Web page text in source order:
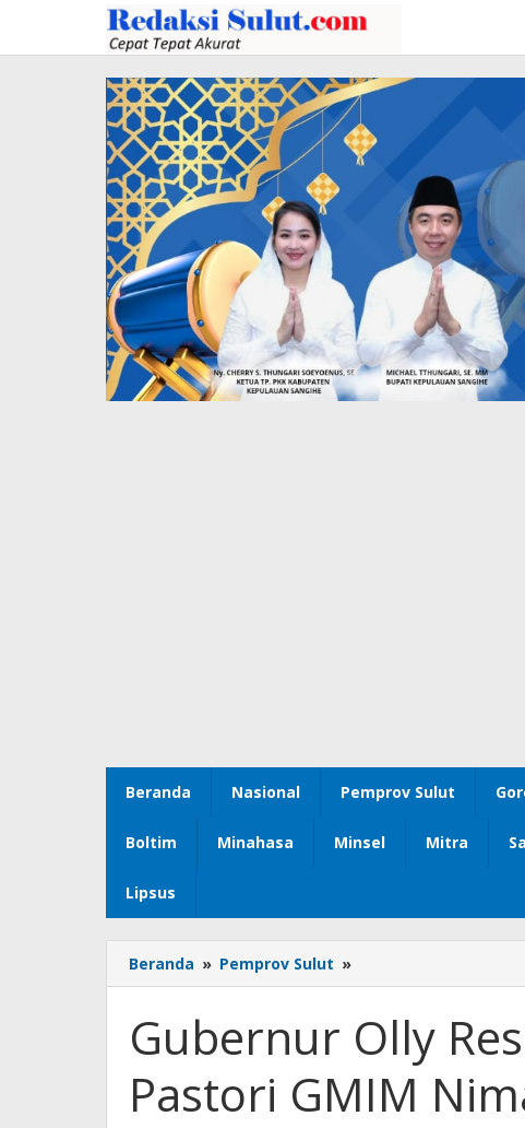
konten
Beranda Nasional Pemprov Sulut
Boltim Minahasa Minsel Mitra
Lipsus
Beranda » Pemprov Sulut »
Olly
Gedung
Pastori
GMIM
Nimahesaan
Gubernur Olly
Pastori GMIM